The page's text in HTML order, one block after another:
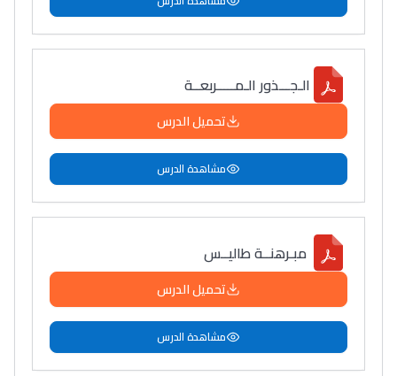
الـجـــذور الـمـــــربعــة
تحميل الدرس
مشاهدة الدرس
مبـرهنــة طاليــس
تحميل الدرس
مشاهدة الدرس